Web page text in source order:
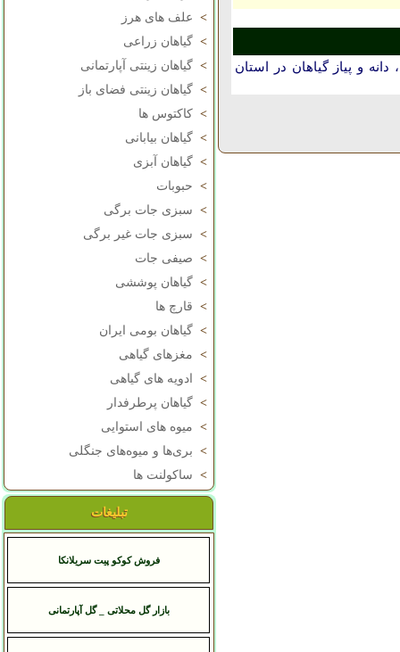
> علف های هرز
> گیاهان زراعی
> گیاهان زینتی آپارتمانی
> گیاهان زینتی فضای باز
> کاکتوس ها
> گیاهان بیابانی
> گیاهان آبزی
> حبوبات
> سبزی جات برگی
> سبزی جات غیر برگی
> صیفی جات
> گیاهان پوششی
> قارچ ها
> گیاهان بومی ایران
> مغزهای گیاهی
>
ادویه های گیاهی
> گیاهان پرطرفدار
> میوه های استوایی
> بری‌ها و میوه‌های جنگلی
> ساکولنت ها
تبلیغات
فروش کوکو پیت سریلانکا
بازار گل محلاتی _ گل آپارتمانی
و پیاز گیاهان در استان